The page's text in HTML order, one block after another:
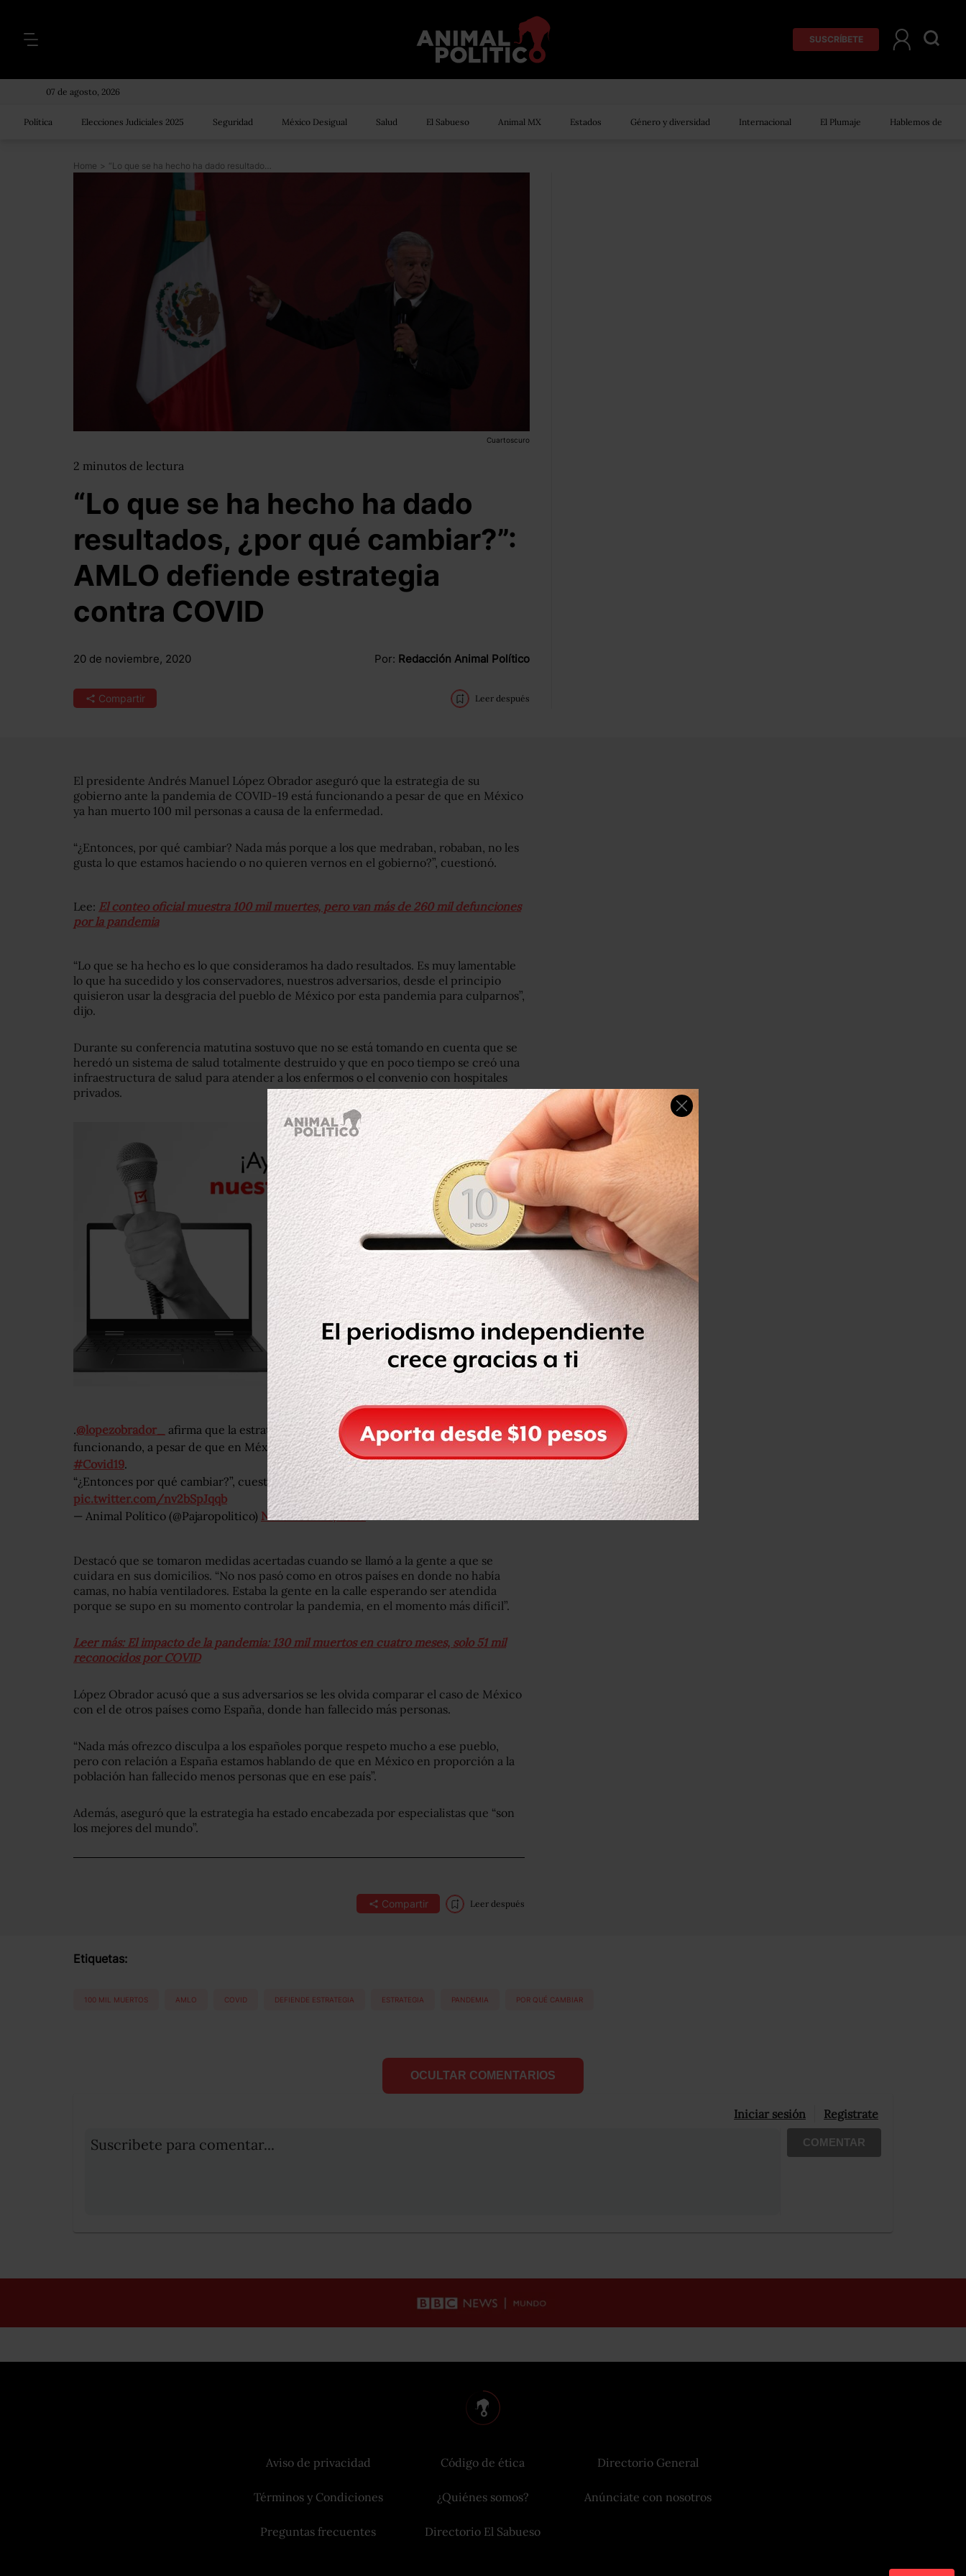
SUSCRÍBETE
07 de agosto, 2026
Política Elecciones Judiciales 2025 Seguridad México Desigual Salud El Sabueso Animal MX Estados Género y diversidad Internacional El Plumaje Hablemos de
Home > “Lo que se ha hecho ha dado resultados, ¿por qué cambiar?”: AMLO defiende estrategia contra COVID
Cuartoscuro
2 minutos de lectura
“Lo que se ha hecho ha dado
resultados, ¿por qué cambiar?”:
AMLO defiende estrategia
contra COVID
20 de noviembre, 2020 Por: Redacción Animal Político
Compartir Leer después
El presidente Andrés Manuel López Obrador aseguró que la estrategia de su
gobierno ante la pandemia de COVID-19 está funcionando a pesar de que en México
ya han muerto 100 mil personas a causa de la enfermedad.
“¿Entonces, por qué cambiar? Nada más porque a los que medraban, robaban, no les
gusta lo que estamos haciendo o no quieren vernos en el gobierno?”, cuestionó.
Lee: El conteo oficial muestra 100 mil muertes, pero van más de 260 mil defunciones
por la pandemia
“Lo que se ha hecho es lo que consideramos ha dado resultados. Es muy lamentable
lo que ha sucedido y los conservadores, nuestros adversarios, desde el principio
quisieron usar la desgracia del pueblo de México por esta pandemia para culparnos”,
dijo.
Durante su conferencia matutina sostuvo que no se está tomando en cuenta que se
heredó un sistema de salud totalmente destruido y que en poco tiempo se creó una
infraestructura de salud para atender a los enfermos o el convenio con hospitales
privados.
.@lopezobrador_
afirma que la estrategia del gobierno ante la pandemia está
funcionando, a pesar de que en México han muerto más de 100 mil personas de
#Covid19.
“¿Entonces por qué cambiar?”, cuestiona.https://t.co/Hi6RTabzFr
pic.twitter.com/nv2bSpJqqb
— Animal Político (@Pajaropolitico) November 20, 2020
Destacó que se tomaron medidas acertadas cuando se llamó a la gente a que se
cuidara en sus domicilios. “No nos pasó como en otros países en donde no había
camas, no había ventiladores. Estaba la gente en la calle esperando ser atendida
porque se supo en su momento controlar la pandemia, en el momento más difícil”.
Leer más: El impacto de la pandemia: 130 mil muertos en cuatro meses, solo 51 mil
reconocidos por COVID
López Obrador acusó que a sus adversarios se les olvida comparar el caso de México
con el de otros países como España, donde han fallecido más personas.
“Nada más ofrezco disculpa a los españoles porque respeto mucho a ese pueblo,
pero con relación a España estamos hablando de que en México en proporción a la
población han fallecido menos personas que en ese país”.
Además, aseguró que la estrategia ha estado encabezada por especialistas que “son
los mejores del mundo”.
Compartir Leer después
Etiquetas:
100 MIL MUERTOS AMLO COVID DEFIENDE ESTRATEGIA ESTRATEGIA PANDEMIA POR QUÉ CAMBIAR
OCULTAR COMENTARIOS
Iniciar sesión Registrate
Suscribete para comentar... COMENTAR
Aviso de privacidad
Términos y Condiciones
Preguntas frecuentes
Código de ética
¿Quiénes somos?
Directorio El Sabueso
Directorio General
Anúnciate con nosotros